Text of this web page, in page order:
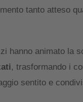
tanto atteso
hanno animato la
, trasformando i
sentito e